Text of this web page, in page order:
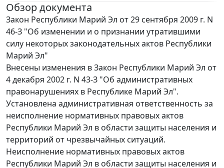
Обзор документа
Закон Республики Марий Эл от 29 сентября 2009 г. N
46-З "Об изменении и о признании утратившими
силу некоторых законодательных актов Республики
Марий Эл"
Внесены изменения в Закон Республики Марий Эл от
4 декабря 2002 г. N 43-З "Об административных
правонарушениях в Республике Марий Эл".
Установлена административная ответственность за
неисполнение нормативных правовых актов
Республики Марий Эл в области защиты населения и
территорий от чрезвычайных ситуаций.
Неисполнение нормативных правовых актов
Республики Марий Эл в области защиты населения и